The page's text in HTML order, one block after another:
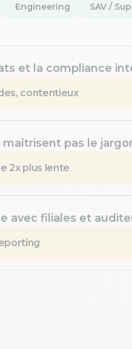
Engineering SAV /
et la compliance
contentieux
maîtrisent pas le
2x plus lente
avec filiales et